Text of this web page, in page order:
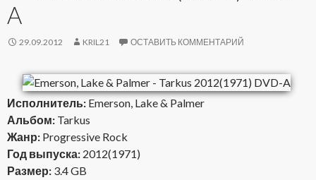
A
29.09.2012 KRIL21 ОСТАВИТЬ КОММЕНТАРИЙ
Исполнитель: Emerson, Lake & Palmer
Альбом: Tarkus
Жанр: Progressive Rock
Год выпуска: 2012(1971)
Размер: 3.4 GB